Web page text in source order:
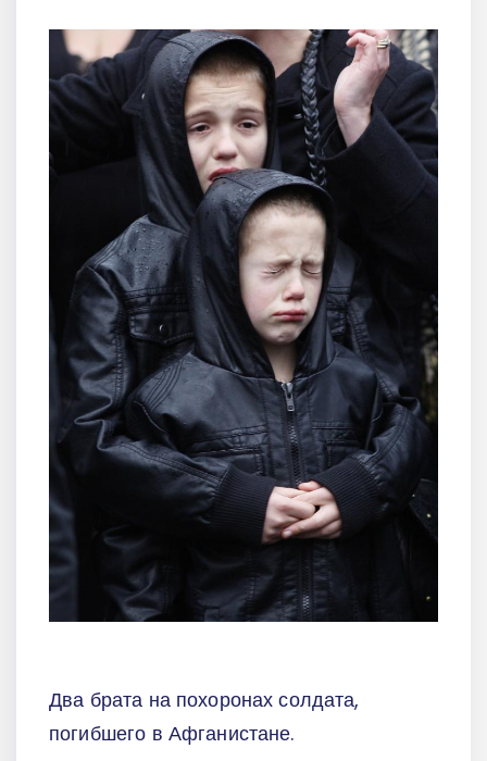
Два брата на похоронах солдата,
погибшего в Афганистане.